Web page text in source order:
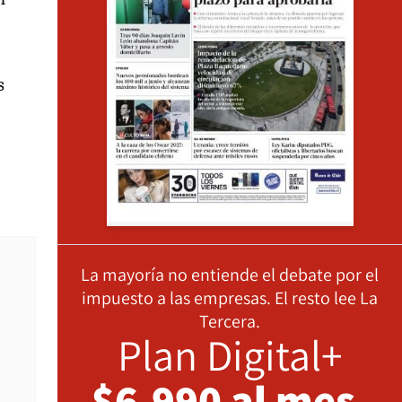
La mayoría no entiende el debate por el
impuesto a las empresas. El resto lee La
Tercera.
Plan Digital+